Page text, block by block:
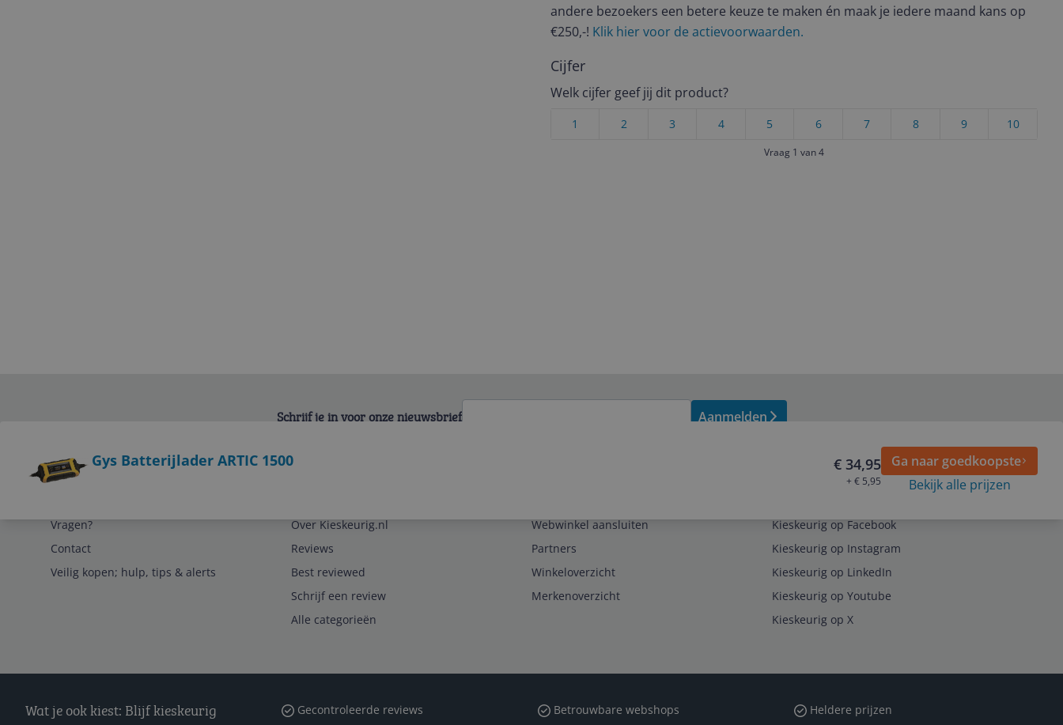
andere bezoekers een betere keuze te maken én maak je iedere maand kans op
€250,-! Klik hier voor de actievoorwaarden.
Cijfer
Welk cijfer geef jij dit product?
10
9
8
7
6
5
4
3
2
1
Vraag 1 van 4
Gys Batterijlader ARTIC 1500 € 34,95
+ € 5,95
Ga naar goedkoopste
Bekijk alle prijzen
Schrijf je in voor onze nieuwsbrief Aanmelden
Vragen?
Contact
Veilig kopen; hulp, tips & alerts
Over Kieskeurig.nl
Reviews
Best reviewed
Schrijf een review
Alle categorieën
Webwinkel aansluiten
Partners
Winkeloverzicht
Merkenoverzicht
Kieskeurig op Facebook
Kieskeurig op Instagram
Kieskeurig op LinkedIn
Kieskeurig op Youtube
Kieskeurig op X
Wat je ook kiest: Blijf kieskeurig Gecontroleerde reviews Betrouwbare webshops Heldere prijzen